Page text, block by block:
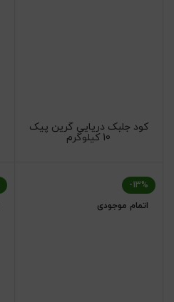
کود جلبک دریایی گرین پیک
10 کیلوگرم
-13%
اتمام موجودی